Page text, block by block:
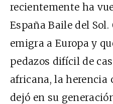
recientemente ha
España Baile del
emigra a Europa y
pedazos difícil de
africana, la herencia
dejó en su